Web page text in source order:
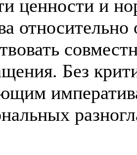
ценности и
Без